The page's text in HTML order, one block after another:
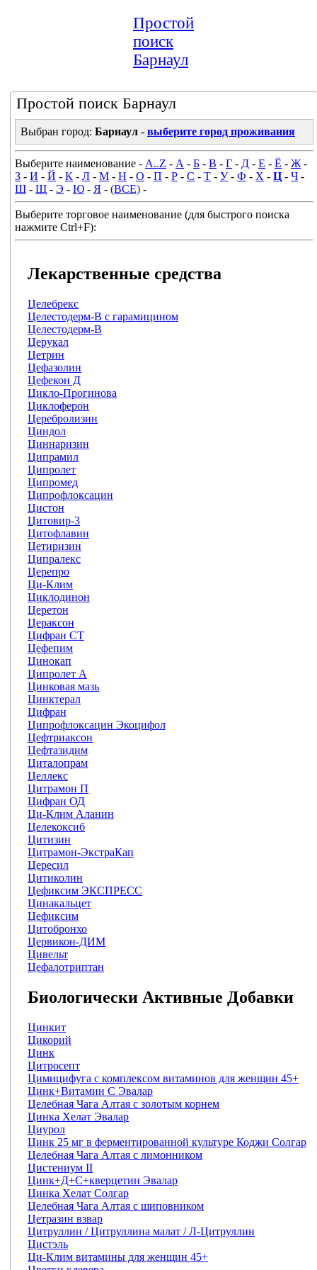
Простой
поиск
Барнаул
Простой поиск Барнаул
Выбран город: Барнаул - выберите город проживания
Выберите наименование - A..Z - А - Б - В - Г - Д - Е - Ё - Ж -
З - И - Й - К - Л - М - Н - О - П - Р - С - Т - У- Ф - Х - Ц - Ч -
Ш - Щ - Э - Ю - Я - (ВСЕ) -
Выберите торговое наименование (для быстрого поиска
нажмите Ctrl+F):
Лекарственные средства
Целебрекс
Целестодерм-В с гарамицином
Целестодерм-В
Церукал
Цетрин
Цефазолин
Цефекон Д
Цикло-Прогинова
Циклоферон
Церебролизин
Циндол
Циннаризин
Ципрамил
Ципролет
Ципромед
Ципрофлоксацин
Цистон
Цитовир-3
Цитофлавин
Цетиризин
Ципралекс
Церепро
Ци-Клим
Циклодинон
Церетон
Цераксон
Цифран СТ
Цефепим
Цинокап
Ципролет А
Цинковая мазь
Цинктерал
Цифран
Ципрофлоксацин Экоцифол
Цефтриаксон
Цефтазидим
Циталопрам
Целлекс
Цитрамон П
Цифран ОД
Ци-Клим Аланин
Целекоксиб
Цитизин
Цитрамон-ЭкстраКап
Цересил
Цитиколин
Цефиксим ЭКСПРЕСС
Цинакальцет
Цефиксим
Цитобронхо
Цервикон-ДИМ
Цивельт
Цефалотриптан
Биологически Активные Добавки
Цинкит
Цикорий
Цинк
Цитросепт
Цимицифуга с комплексом витаминов для женщин 45+
Цинк+Витамин С Эвалар
Целебная Чага Алтая с золотым корнем
Цинка Хелат Эвалар
Циурол
Цинк 25 мг в ферментированной культуре Коджи Солгар
Целебная Чага Алтая с лимонником
Цистениум II
Цинк+Д+С+кверцетин Эвалар
Цинка Хелат Солгар
Целебная Чага Алтая с шиповником
Цетразин взвар
Цитруллин / Цитруллина малат / Л-Цитруллин
Цистэль
Ци-Клим витамины для женщин 45+